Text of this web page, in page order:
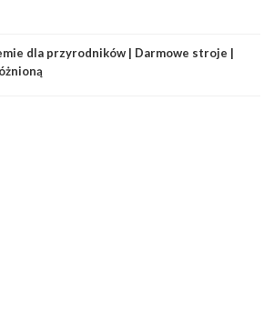
dla przyrodników | Darmowe stroje |